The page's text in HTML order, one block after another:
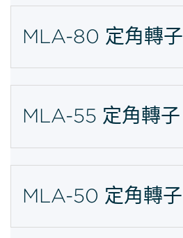
MLA-80 定角轉子
MLA-55 定角轉子
MLA-50 定角轉子